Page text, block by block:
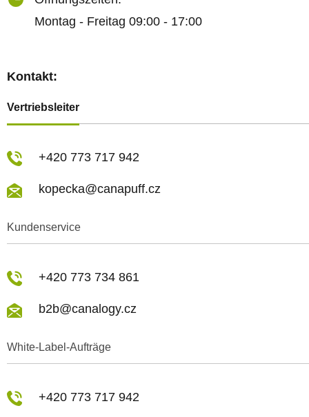
Montag - Freitag 09:00 - 17:00
Kontakt:
Kundenservice
Vertriebsleiter
White-Label-Aufträge
+420 773 717 942
kopecka@canapuff.cz
+420 773 734 861
b2b@canalogy.cz
+420 773 717 942